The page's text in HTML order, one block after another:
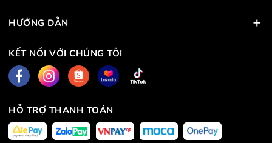
HƯỚNG DẪN
KẾT NỐI VỚI CHÚNG TÔI
HỖ TRỢ THANH TOÁN